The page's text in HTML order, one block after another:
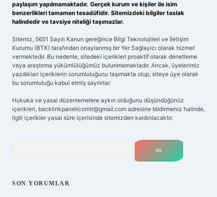
paylaşım yapılmamaktadır. Gerçek kurum ve kişiler ile isim
benzerlikleri tamamen tesadüfidir. Sitemizdeki bilgiler taslak
halindedir ve tavsiye niteliği taşımazlar.
Sitemiz, 5651 Sayılı Kanun gereğince Bilgi Teknolojileri ve İletişim
Kurumu (BTK) tarafından onaylanmış bir Yer Sağlayıcı olarak hizmet
vermektedir. Bu nedenle, sitedeki içerikleri proaktif olarak denetleme
veya araştırma yükümlülüğümüz bulunmamaktadır. Ancak, üyelerimiz
yazdıkları içeriklerin sorumluluğunu taşımakta olup, siteye üye olarak
bu sorumluluğu kabul etmiş sayılırlar.
Hukuka ve yasal düzenlemelere aykırı olduğunu düşündüğünüz
içerikleri, backlinkpanelicomtr@gmail.com adresine bildirmeniz halinde,
ilgili içerikler yasal süre içerisinde sitemizden kaldırılacaktır.
SON YORUMLAR